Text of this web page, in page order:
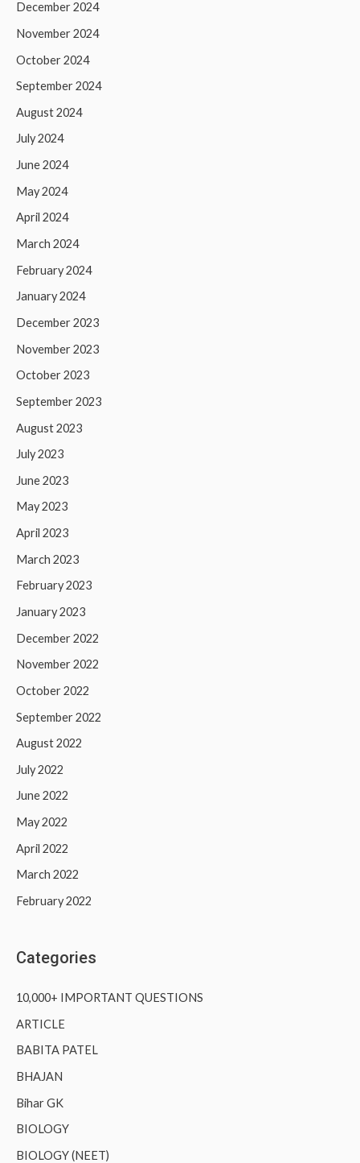
December 2024
November 2024
October 2024
September 2024
August 2024
July 2024
June 2024
May 2024
April 2024
March 2024
February 2024
January 2024
December 2023
November 2023
October 2023
September 2023
August 2023
July 2023
June 2023
May 2023
April 2023
March 2023
February 2023
January 2023
December 2022
November 2022
October 2022
September 2022
August 2022
July 2022
June 2022
May 2022
April 2022
March 2022
February 2022
Categories
10,000+ IMPORTANT QUESTIONS
ARTICLE
BABITA PATEL
BHAJAN
Bihar GK
BIOLOGY
BIOLOGY (NEET)